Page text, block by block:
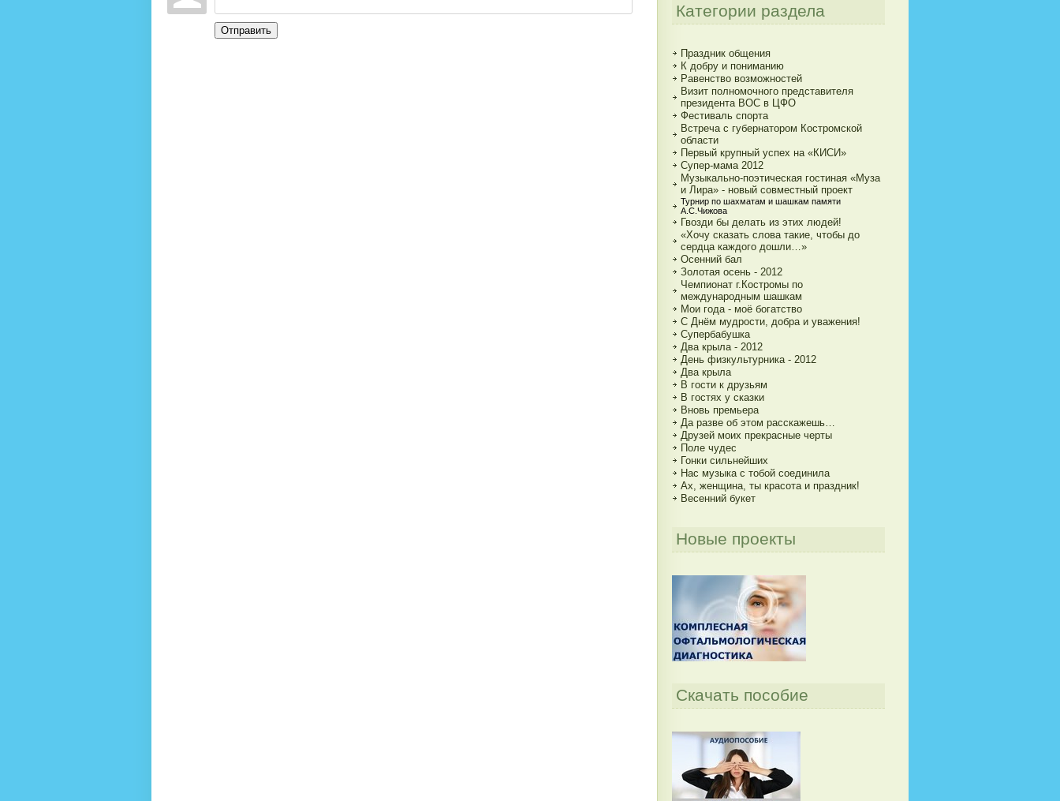
Отправить
Категории раздела
Праздник общения
К добру и пониманию
Равенство возможностей
Визит полномочного представителя
президента ВОС в ЦФО
Фестиваль спорта
Встреча с губернатором Костромской
области
Первый крупный успех на «КИСИ»
Супер-мама 2012
Музыкально-поэтическая гостиная «Муза
и Лира» - новый совместный проект
Турнир по шахматам и шашкам памяти
А.С.Чижова
Гвозди бы делать из этих людей!
«Хочу сказать слова такие, чтобы до
сердца каждого дошли…»
Осенний бал
Золотая осень - 2012
Чемпионат г.Костромы по
международным шашкам
Мои года - моё богатство
С Днём мудрости, добра и уважения!
Супербабушка
Два крыла - 2012
День физкультурника - 2012
Два крыла
В гости к друзьям
В гостях у сказки
Вновь премьера
Да разве об этом расскажешь…
Друзей моих прекрасные черты
Поле чудес
Гонки сильнейших
Нас музыка с тобой соединила
Ах, женщина, ты красота и праздник!
Весенний букет
Новые проекты
Скачать пособие